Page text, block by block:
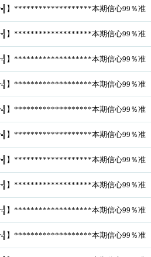
╣】*******************本期信心99％准
╣】*******************本期信心99％准
╣】*******************本期信心99％准
╣】*******************本期信心99％准
╣】*******************本期信心99％准
╣】*******************本期信心99％准
╣】*******************本期信心99％准
╣】*******************本期信心99％准
╣】*******************本期信心99％准
╣】*******************本期信心99％准